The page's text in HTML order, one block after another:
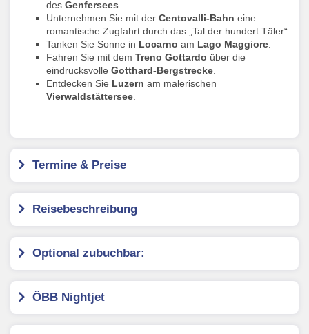
des Genfersees
Unternehmen Sie mit der Centovalli-Bahn eine
romantische Zugfahrt durch das „Tal der hundert Täler“.
Tanken Sie Sonne in Locarno am Lago Maggiore
Fahren Sie mit dem Treno Gottardo über die
eindrucksvolle Gotthard-Bergstrecke
Entdecken Sie Luzern am malerischen
Vierwaldstättersee
Termine & Preise
Reisebeschreibung
Optional zubuchbar:
ÖBB Nightjet